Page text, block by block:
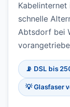
schnelle
Abtsdorf bei
📡 DSL bis
💡 Glasfaser